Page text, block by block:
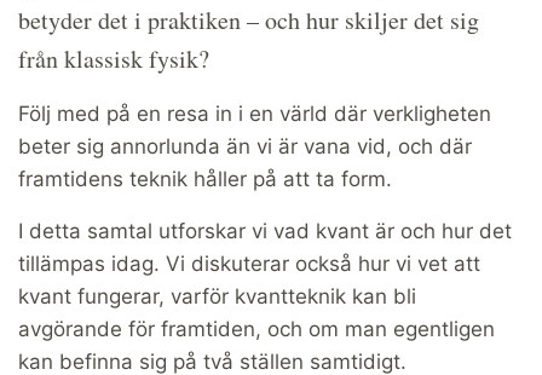
betyder det i praktiken – och hur skiljer det sig
från klassisk fysik?
Följ med på en resa in i en värld där verkligheten
beter sig annorlunda än vi är vana vid, och där
framtidens teknik håller på att ta form.
I detta samtal utforskar vi vad kvant är och hur det
tillämpas idag. Vi diskuterar också hur vi vet att
kvant fungerar, varför kvantteknik kan bli
avgörande för framtiden, och om man egentligen
kan befinna sig på två ställen samtidigt.